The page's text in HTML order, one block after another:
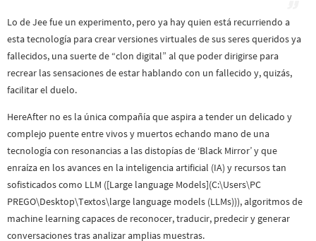
Lo de Jee fue un experimento, pero ya hay quien está recurriendo a
esta tecnología para crear versiones virtuales de sus seres queridos ya
fallecidos, una suerte de “clon digital” al que poder dirigirse para
recrear las sensaciones de estar hablando con un fallecido y, quizás,
facilitar el duelo.
HereAfter no es la única compañía que aspira a tender un delicado y
complejo puente entre vivos y muertos echando mano de una
tecnología con resonancias a las distopías de ‘Black Mirror’ y que
enraíza en los avances en la inteligencia artificial (IA) y recursos tan
sofisticados como LLM ([Large language Models](C:\Users\PC
PREGO\Desktop\Textos\large language models (LLMs))), algoritmos de
machine learning capaces de reconocer, traducir, predecir y generar
conversaciones tras analizar amplias muestras.